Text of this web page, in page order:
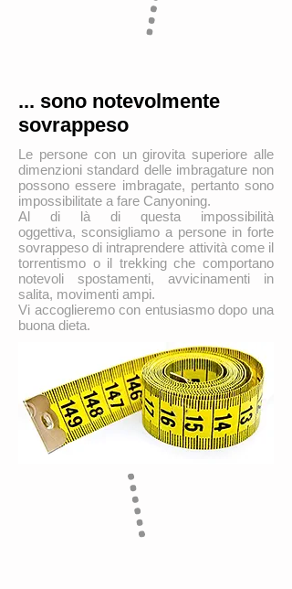
... sono notevolmente
sovrappeso
Le persone con un girovita superiore alle
dimenzioni standard delle imbragature non
possono essere imbragate, pertanto sono
impossibilitate a fare Canyoning.
Al di là di questa impossibilità
oggettiva, sconsigliamo a persone in forte
sovrappeso di intraprendere attività come il
torrentismo o il trekking che comportano
notevoli spostamenti, avvicinamenti in
salita, movimenti ampi.
Vi accoglieremo con entusiasmo dopo una
buona dieta.